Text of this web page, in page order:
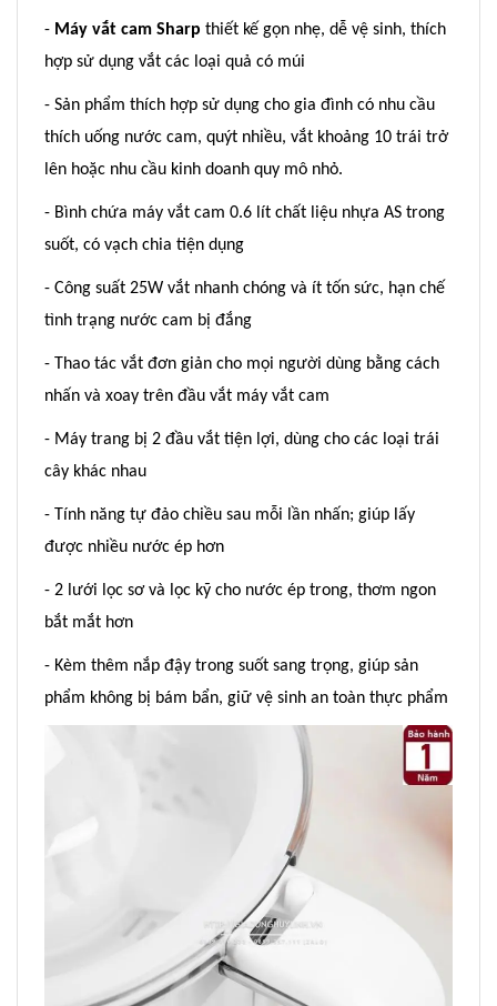
- Máy vắt cam Sharp thiết kế gọn nhẹ, dễ vệ sinh, thích
hợp sử dụng vắt các loại quả có múi
- Sản phẩm thích hợp sử dụng cho gia đình có nhu cầu
thích uống nước cam, quýt nhiều, vắt khoảng 10 trái trở
lên hoặc nhu cầu kinh doanh quy mô nhỏ.
- Bình chứa máy vắt cam 0.6 lít chất liệu nhựa AS trong
suốt, có vạch chia tiện dụng
- Công suất 25W vắt nhanh chóng và ít tốn sức, hạn chế
tình trạng nước cam bị đắng
- Thao tác vắt đơn giản cho mọi người dùng bằng cách
nhấn và xoay trên đầu vắt máy vắt cam
- Máy trang bị 2 đầu vắt tiện lợi, dùng cho các loại trái
cây khác nhau
- Tính năng tự đảo chiều sau mỗi lần nhấn; giúp lấy
được nhiều nước ép hơn
- 2 lưới lọc sơ và lọc kỹ cho nước ép trong, thơm ngon
bắt mắt hơn
- Kèm thêm nắp đậy trong suốt sang trọng, giúp sản
phẩm không bị bám bẩn, giữ vệ sinh an toàn thực phẩm